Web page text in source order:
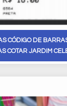
CÓDIGO DE
COTAR JARDIM